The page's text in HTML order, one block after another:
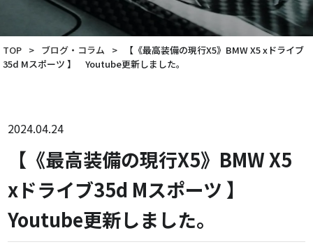
TOP > ブログ・コラム >
【《最高装備の現行X5》BMW X5 xドライブ
35d Mスポーツ 】 Youtube更新しました。
2024.04.24
【《最高装備の現行X5》BMW X5
xドライブ35d Mスポーツ 】
Youtube更新しました。